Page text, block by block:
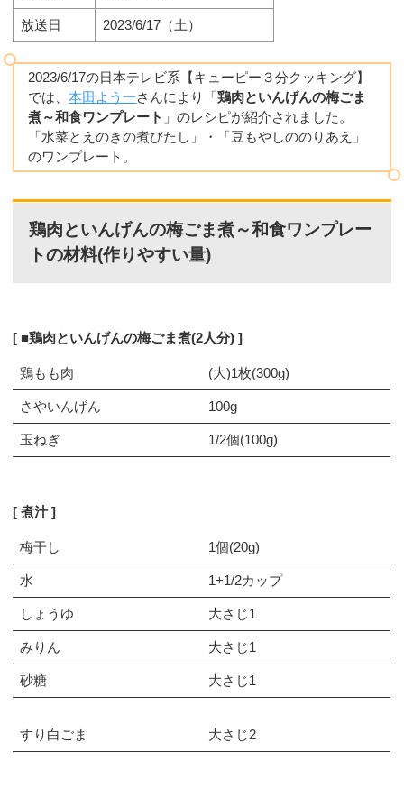
放送日 2023/6/17（土）
2023/6/17の日本テレビ系【キューピー３分クッキング】
では、本田よう一さんにより「鶏肉といんげんの梅ごま
煮～和食ワンプレート 」のレシピが紹介されました。
「水菜とえのきの煮びたし」・「豆もやしののりあえ」
のワンプレート。
鶏肉といんげんの梅ごま煮～和食ワンプレー
トの材料(作りやすい量)
■鶏肉といんげんの梅ごま煮(2人分)
鶏もも肉 (大)1枚(300g)
さやいんげん 100g
玉ねぎ 1/2個(100g)
煮汁
梅干し 1個(20g)
水 1+1/2カップ
しょうゆ 大さじ1
みりん 大さじ1
砂糖 大さじ1
すり白ごま 大さじ2